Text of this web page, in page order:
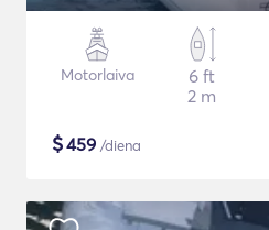
Motorlaiva
6 ft
2 m
$459 /diena